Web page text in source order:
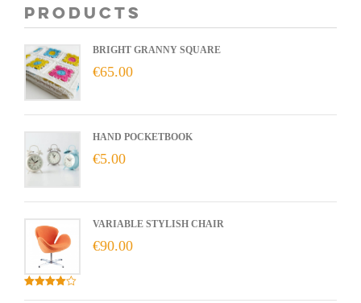
Products
BRIGHT GRANNY SQUARE
€65.00
HAND POCKETBOOK
€5.00
VARIABLE STYLISH CHAIR
€90.00